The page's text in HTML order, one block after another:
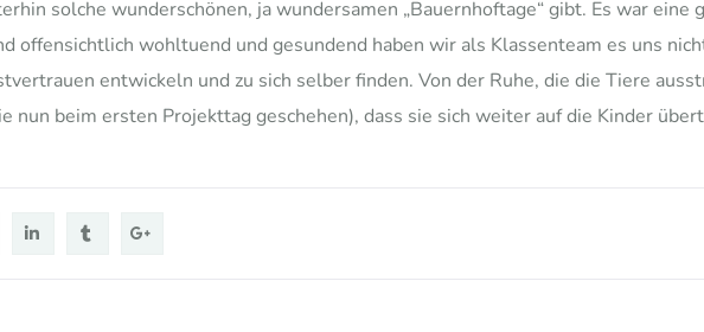
solche wunderschönen, ja wundersamen „Bauernhoftage“ gibt. Es war
offensichtlich wohltuend und gesundend haben wir als Klassenteam es uns
entwickeln und zu sich selber finden. Von der Ruhe, die die Tiere
nun beim ersten Projekttag geschehen), dass sie sich weiter auf die Kinder